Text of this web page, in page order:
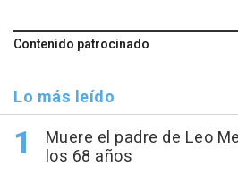
Contenido patrocinado
Lo más leído
Muere el padre de Leo
los 68 años